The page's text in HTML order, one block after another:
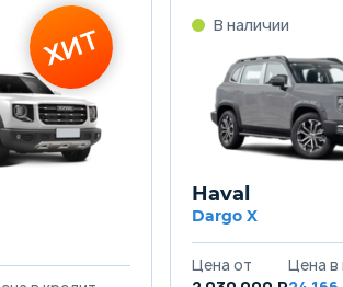
ХИТ В наличии
Haval
Dargo X
Цена от Цена в